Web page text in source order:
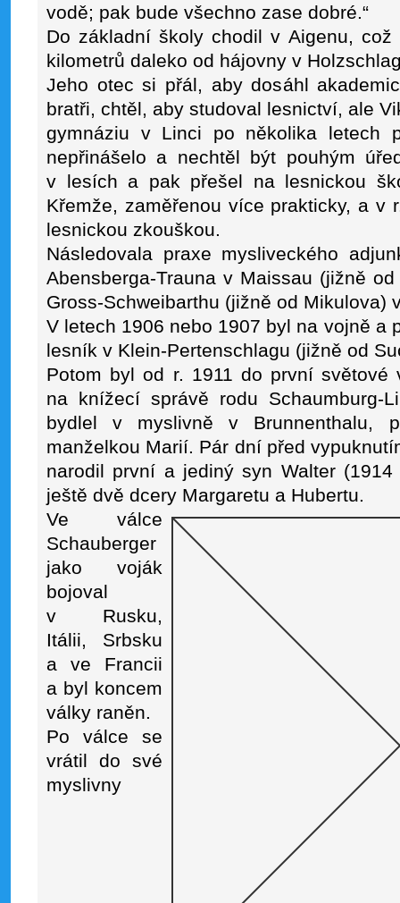
vodě; pak bude všechno zase dobré.“
Do základní školy chodil v Aigenu,
kilometrů daleko od hájovny v
Jeho otec si přál, aby dosáhl
bratři, chtěl, aby studoval lesnictví, ale
gymnáziu v Linci po několika letech
nepřinášelo a nechtěl být pouhým
v lesích a pak přešel na lesnickou
Křemže, zaměřenou více prakticky, a v
lesnickou zkouškou.
Následovala praxe mysliveckého
Abensberga-Trauna v Maissau (jižně
Gross-Schweibarthu (jižně od Mikulova)
V letech 1906 nebo 1907 byl na vojně a
lesník v Klein-Pertenschlagu (jižně od
Potom byl od r. 1911 do první světové
na knížecí správě rodu Schaumburg-
bydlel v myslivně v Brunnenthalu,
manželkou Marií. Pár dní před
narodil první a jediný syn Walter
ještě dvě dcery Margaretu a Hubertu.
Ve válce
Schauberger
jako voják
bojoval
v Rusku,
Itálii, Srbsku
a ve Francii
a byl koncem
války raněn.
Po válce se
vrátil do své
myslivny